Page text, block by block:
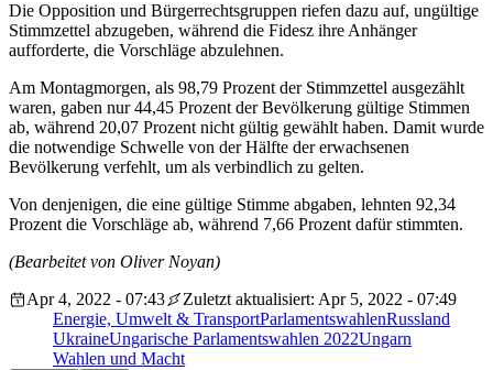
Die Opposition und Bürgerrechtsgruppen riefen dazu auf, ungültige
Stimmzettel abzugeben, während die Fidesz ihre Anhänger
aufforderte, die Vorschläge abzulehnen.
Am Montagmorgen, als 98,79 Prozent der Stimmzettel ausgezählt
waren, gaben nur 44,45 Prozent der Bevölkerung gültige Stimmen
ab, während 20,07 Prozent nicht gültig gewählt haben. Damit wurde
die notwendige Schwelle von der Hälfte der erwachsenen
Bevölkerung verfehlt, um als verbindlich zu gelten.
Von denjenigen, die eine gültige Stimme abgaben, lehnten 92,34
Prozent die Vorschläge ab, während 7,66 Prozent dafür stimmten.
(Bearbeitet von Oliver Noyan)
Apr 4, 2022 - 07:43
Zuletzt aktualisiert: Apr 5, 2022 - 07:49
Energie, Umwelt & TransportParlamentswahlenRussland
UkraineUngarische Parlamentswahlen 2022Ungarn
Wahlen und Macht